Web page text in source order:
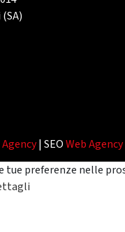
| SEOWeb
preferenze nelle